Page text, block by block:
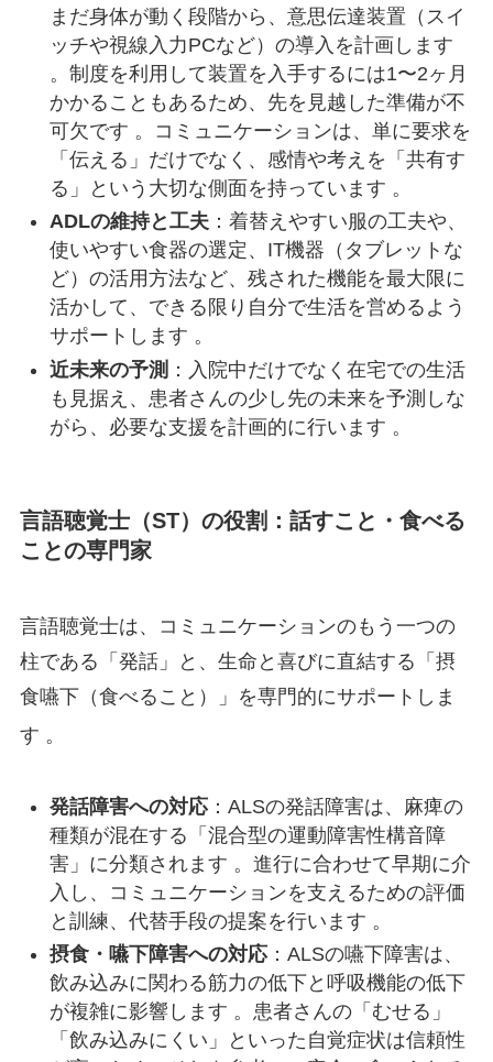
まだ身体が動く段階から、意思伝達装置（スイ
ッチや視線入力PCなど）の導入を計画します
。制度を利用して装置を入手するには1〜2ヶ月
かかることもあるため、先を見越した準備が不
可欠です 。コミュニケーションは、単に要求を
「伝える」だけでなく、感情や考えを「共有す
る」という大切な側面を持っています 。
ADLの維持と工夫：着替えやすい服の工夫や、
使いやすい食器の選定、IT機器（タブレットな
ど）の活用方法など、残された機能を最大限に
活かして、できる限り自分で生活を営めるよう
サポートします 。
近未来の予測 ：入院中だけでなく在宅での生活
も見据え、患者さんの少し先の未来を予測しな
がら、必要な支援を計画的に行います 。
言語聴覚士（ST）の役割：話すこと・食べる
ことの専門家
言語聴覚士は、コミュニケーションのもう一つの
柱である「発話」と、生命と喜びに直結する「摂
食嚥下（食べること）」を専門的にサポートしま
す 。
発話障害への対応：ALSの発話障害は、麻痺の
種類が混在する「混合型の運動障害性構音障
害」に分類されます 。進行に合わせて早期に介
入し、コミュニケーションを支えるための評価
と訓練、代替手段の提案を行います 。
摂食・嚥下障害への対応：ALSの嚥下障害は、
飲み込みに関わる筋力の低下と呼吸機能の低下
が複雑に影響します 。患者さんの「むせる」
「飲み込みにくい」といった自覚症状は信頼性